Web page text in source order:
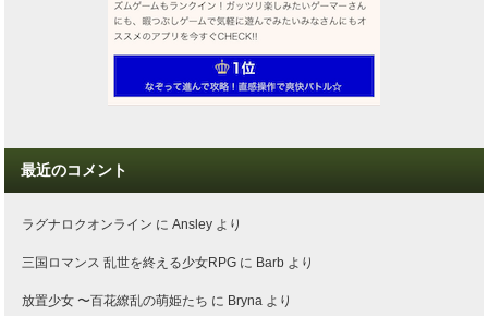
最近のコメント
ラグナロクオンライン にAnsley より
三国ロマンス 乱世を終える少女RPG に Barb より
放置少女 〜百花繚乱の萌姫たち に Bryna より